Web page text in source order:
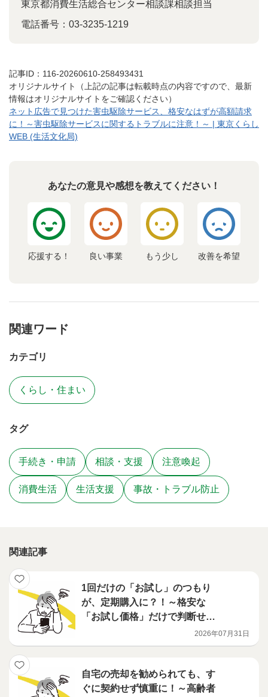
東京都消費生活総合センター相談課相談担当
電話番号：03-3235-1219
記事ID：116-20260610-258493431
オリジナルサイト（上記の記事は転載時点の内容ですので、最新
情報はオリジナルサイトをご確認ください）
ネット広告で見つけた害虫駆除サービス、格安なはずが高額請求
に！～害虫駆除サービスに関するトラブルに注意！～ | 東京くらし
WEB (生活文化局)
あなたの意見や感想を教えてください！
応援する！ 良い事業 もう少し 改善を希望
関連ワード
カテゴリ
くらし・住まい
タグ
手続き・申請 相談・支援 注意喚起
消費生活 生活支援 事故・トラブル防止
関連記事
1回だけの「お試し」のつもり
が、定期購入に？！～格安な
「お試し価格」だけで判断せ
ず、契約内容をよく確認しまし
ょう！～
2026年07月31日
自宅の売却を勧められても、す
ぐに契約せず慎重に！～高齢者